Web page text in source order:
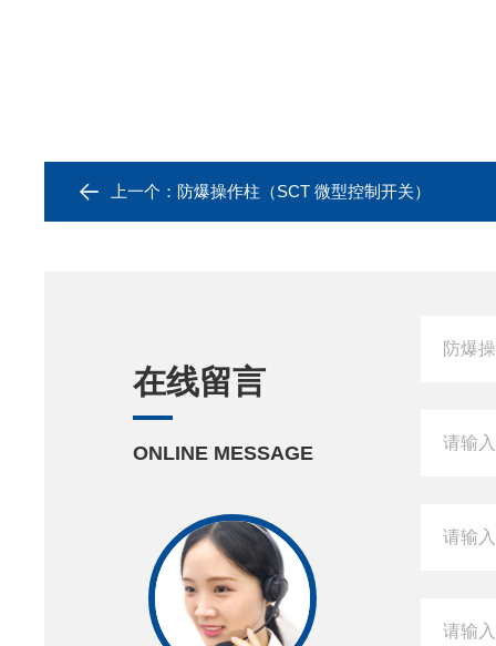
上一个： 防爆操作柱（SCT 微型控制开关）
在线留言
ONLINE MESSAGE